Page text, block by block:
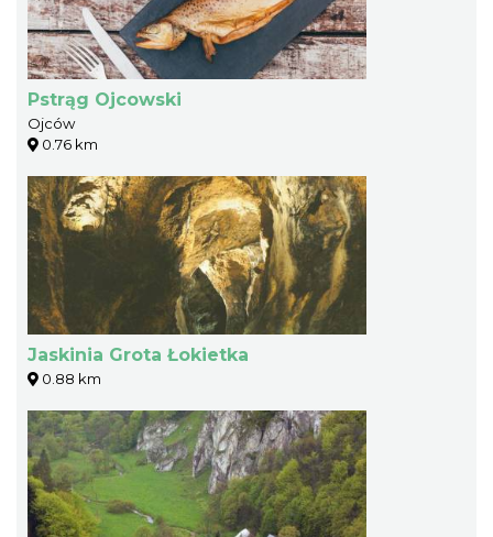
Pstrąg Ojcowski
Ojców
0.76 km
Jaskinia Grota Łokietka
0.88 km